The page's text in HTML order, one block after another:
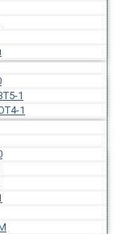
1
1